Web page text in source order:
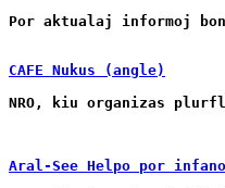
Por aktualaj informoj
CAFE Nukus (angle)
Aral-See Helpo por